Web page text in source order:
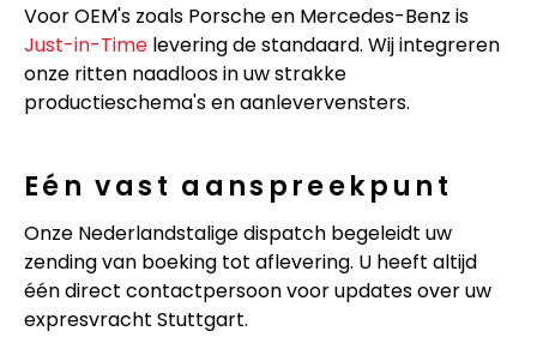
Voor OEM's zoals Porsche en Mercedes-Benz is
Just-in-Time levering de standaard. Wij integreren
onze ritten naadloos in uw strakke
productieschema's en aanlevervensters.
Eén vast aanspreekpunt
Onze Nederlandstalige dispatch begeleidt uw
zending van boeking tot aflevering. U heeft altijd
één direct contactpersoon voor updates over uw
expresvracht Stuttgart.